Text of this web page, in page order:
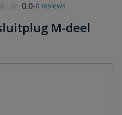
0.0-0 reviews
M-deel